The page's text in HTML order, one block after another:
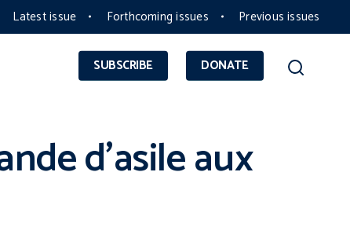
Latest issue Forthcoming issues Previous issues
SUBSCRIBE DONATE
d’asile aux